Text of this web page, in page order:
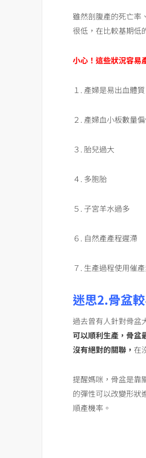
雖然剖腹產的死亡率
很低，在比較基期低
小心！這些狀況容易
１. 產婦是易出血體質
２. 產婦血小板數量
３. 胎兒過大
４. 多胞胎
５. 子宮羊水過多
６. 自然產產程遲滯
７. 生產過程使用催
迷思2.骨盆
過去曾有人針對骨盆
可以順利生產，骨盆
沒有絕對的關聯， 在
提醒媽咪，骨盆是靠
的彈性可以改變形狀
順產機率。